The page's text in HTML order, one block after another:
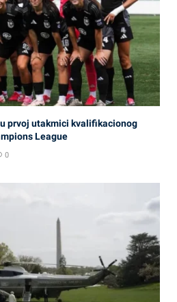
prvoj utakmici kvalifikacionog
League
0